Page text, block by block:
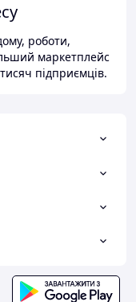
роботи,
маркетплейс
підприємців.